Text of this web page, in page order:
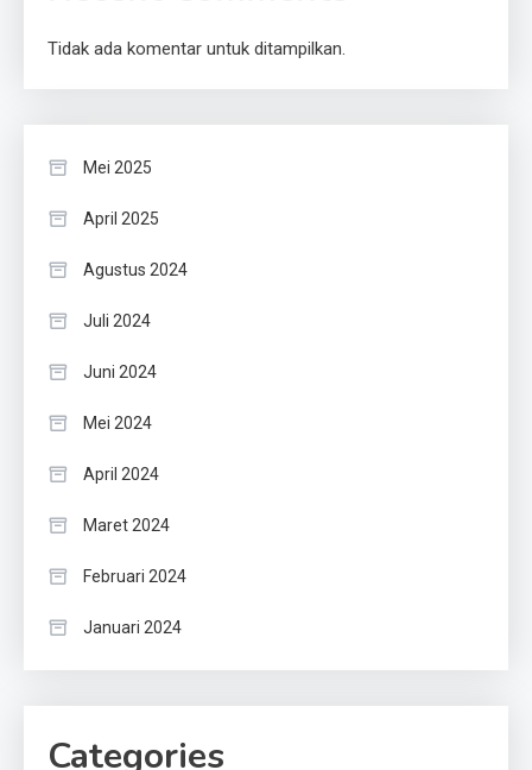
Tidak ada komentar untuk ditampilkan.
Mei 2025
April 2025
Agustus 2024
Juli 2024
Juni 2024
Mei 2024
April 2024
Maret 2024
Februari 2024
Januari 2024
Categories